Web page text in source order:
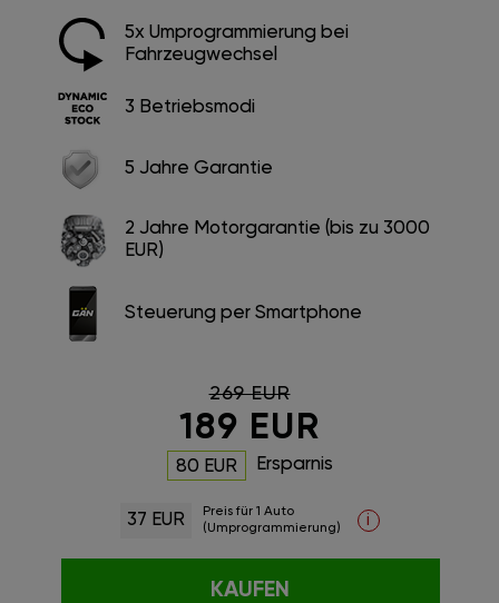
5x Umprogrammierung bei
Fahrzeugwechsel
3 Betriebsmodi
5 Jahre Garantie
2 Jahre Motorgarantie (bis zu 3000
EUR)
Steuerung per Smartphone
269 EUR
189 EUR
80 EUR Ersparnis
37 EUR
Preis für 1 Auto
(Umprogrammierung)
i
KAUFEN